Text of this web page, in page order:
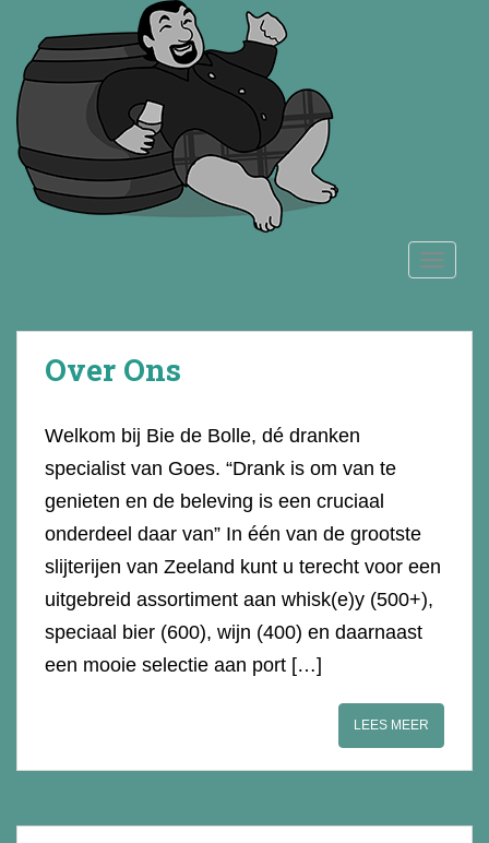
Over Ons
Welkom bij Bie de Bolle, dé dranken
specialist van Goes. “Drank is om van te
genieten en de beleving is een cruciaal
onderdeel daar van” In één van de grootste
slijterijen van Zeeland kunt u terecht voor een
uitgebreid assortiment aan whisk(e)y (500+),
speciaal bier (600), wijn (400) en daarnaast
een mooie selectie aan port […]
LEES MEER